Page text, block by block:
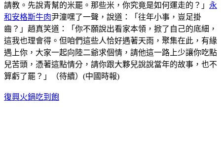
請教。先說青幫的米罷。那些米，你究竟是如何運走的？」 永
和安格斯牛肉尹潼嘿了一聲，說道：「往年小事，豈足掛
齒？」趙真笑道：「你不願說出看家本領，掀了自己的底細，
這我也理會得。但咱們這些人恰好遇著天雨，聚集在此，有緣
遇上你，大家一起向陸二爺求個情，請他這一路上少讓你吃點
兒苦頭，憑著這點情分，請你跟大夥兒說說當年的故事，也不
算虧了罷？」（待續）(中國時報)
復興火鍋吃到飽